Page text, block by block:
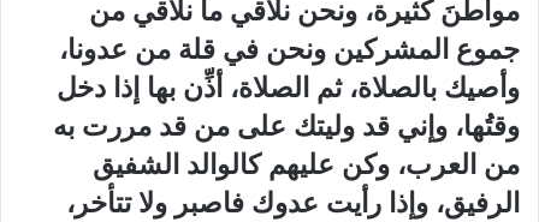
مواطنَ كثيرة، ونحن نلاقي ما نلاقي من
جموع المشركين ونحن في قلة من عدونا،
وأصيك بالصلاة، ثم الصلاة، أذِّن بها إذا دخل
وقتُها، وإني قد وليتك على من قد مررت به
من العرب، وكن عليهم كالوالد الشفيق
الرفيق، وإذا رأيت عدوك فاصبر ولا تتأخر،